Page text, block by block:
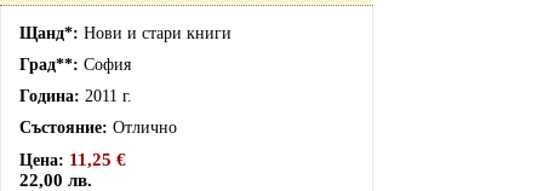
Нови и стари книги
София
2011 г.
Отлично
11,25 €
22,00 лв.